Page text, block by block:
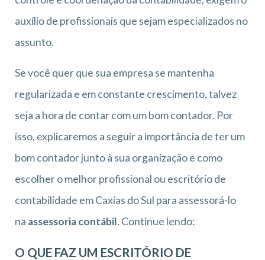
auxílio de profissionais que sejam especializados no
assunto.
Se você quer que sua empresa se mantenha
regularizada e em constante crescimento, talvez
seja a hora de contar com um bom contador. Por
isso, explicaremos a seguir a importância de ter um
bom contador junto à sua organização e como
escolher o melhor profissional ou escritório de
contabilidade em Caxias do Sul para assessorá-lo
na assessoria contábil. Continue lendo:
O QUE FAZ UM ESCRITÓRIO DE